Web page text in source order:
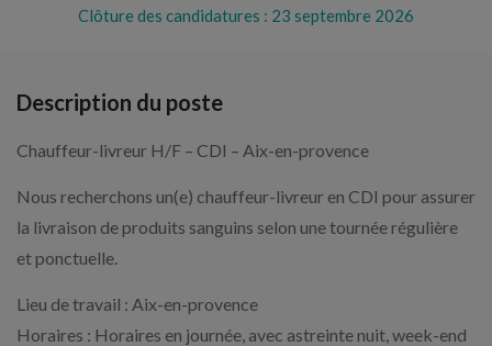
Clôture des candidatures : 23 septembre 2026
Description du poste
Chauffeur-livreur H/F – CDI – Aix-en-provence
Nous recherchons un(e) chauffeur-livreur en CDI pour assurer
la livraison de produits sanguins selon une tournée régulière
et ponctuelle.
Lieu de travail : Aix-en-provence
Horaires : Horaires en journée, avec astreinte nuit, week-end